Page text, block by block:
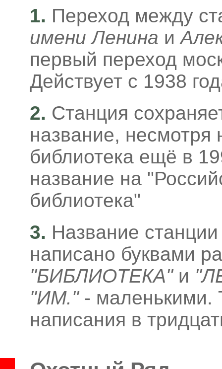
1. Переход между
имени Ленина и
первый переход
Действует с 1938
2. Станция
название, несмотря
библиотека ещё в
название на
библиотека"
3. Название
написано буквами
"БИБЛИОТЕКА"и
"ИМ."- маленькими.
написания в